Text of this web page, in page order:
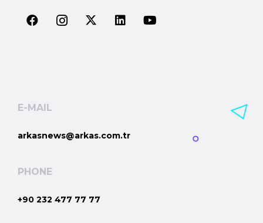
E-MAIL
arkasnews@arkas.com.tr
PHONE
+90 232 477 77 77